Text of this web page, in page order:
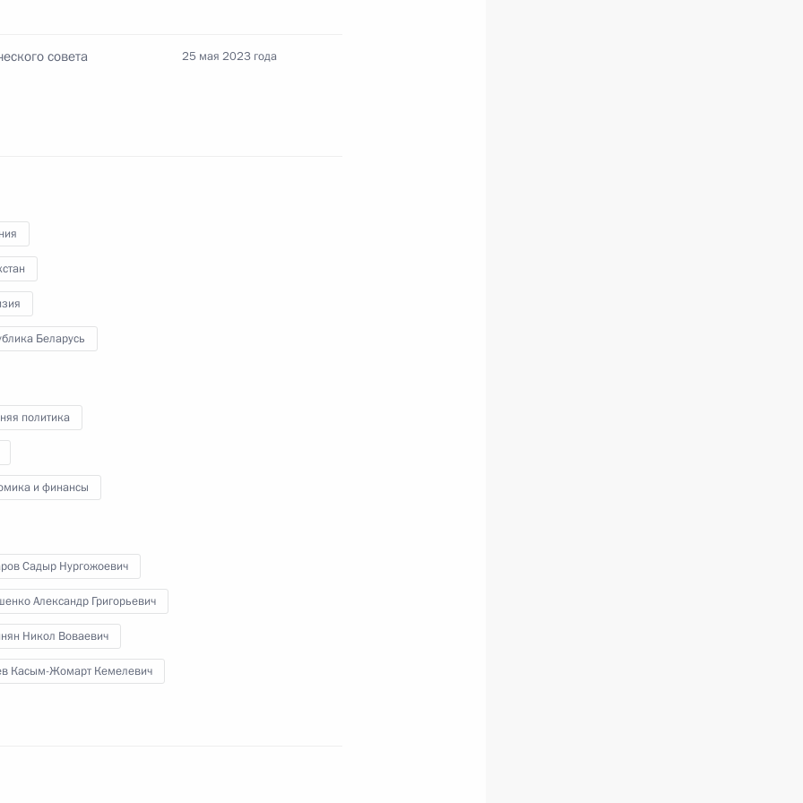
государств
Великой Отечественной
Киргизии Садыром
ВЕЭС
в Киргизию
совета 25 мая 2023 года
Беларусь
политика
и финансы
Садыр Нургожоевич
Александр Григорьевич
Никол Воваевич
Касым-Жомарт Кемелевич